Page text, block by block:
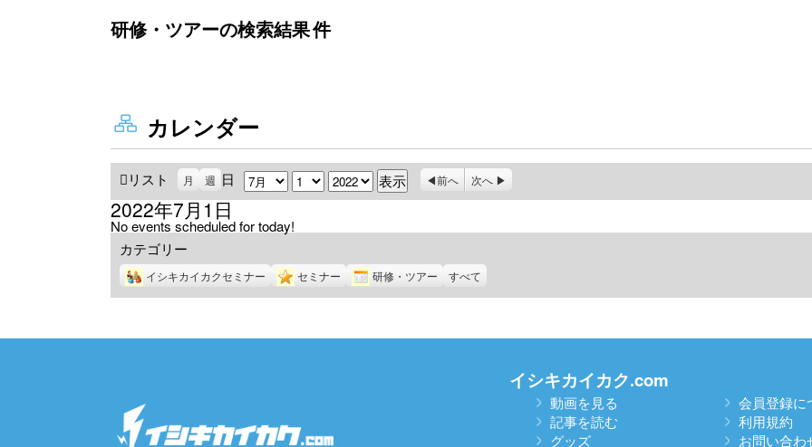
研修・ツアーの検索結果件
カレンダー
リスト
示
月 週 日 月 日 年 前へ 次へ
2022年7月1日
No events scheduled for today!
カテゴリー
イシキカイカクセミナー セミナー 研修・ツアー すべて
イシキカイカク.com
動画を見る
記事を読む
グッズ
会員登録に
利用規約
お問い合わ